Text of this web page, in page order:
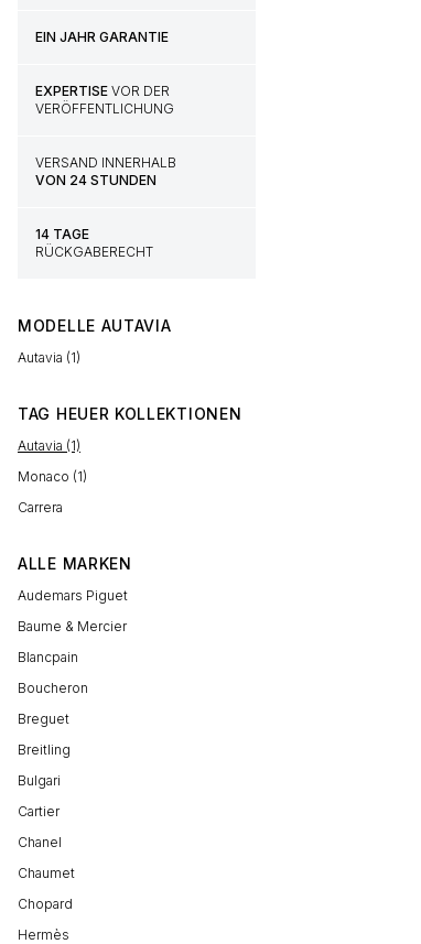
EIN JAHR GARANTIE
EXPERTISE VOR DER
VERÖFFENTLICHUNG
VERSAND INNERHALB
VON 24 STUNDEN
14 TAGE
RÜCKGABERECHT
MODELLE AUTAVIA
Autavia (1)
TAG HEUER KOLLEKTIONEN
Autavia (1)
Monaco (1)
Carrera
ALLE MARKEN
Audemars Piguet
Baume & Mercier
Blancpain
Boucheron
Breguet
Breitling
Bulgari
Cartier
Chanel
Chaumet
Chopard
Hermès